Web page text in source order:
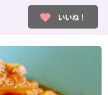
いいね！